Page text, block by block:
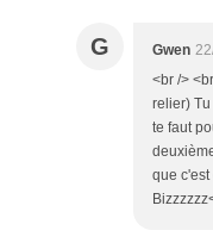
G Gwen
<br />
relier)
te faut
que c'est